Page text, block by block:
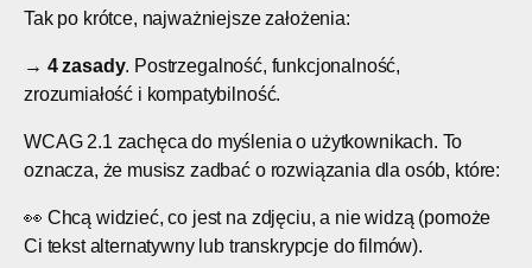
Tak po krótce, najważniejsze założenia:
→ 4 zasady. Postrzegalność, funkcjonalność,
zrozumiałość i kompatybilność.
WCAG 2.1 zachęca do myślenia o użytkownikach. To
oznacza, że musisz zadbać o rozwiązania dla osób, które:
👀 Chcą widzieć, co jest na zdjęciu, a nie widzą (pomoże
Ci tekst alternatywny lub transkrypcje do filmów).